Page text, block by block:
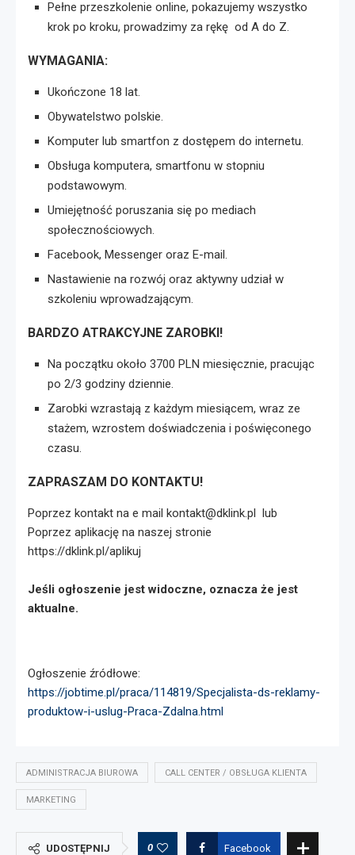
Pełne przeszkolenie online, pokazujemy wszystko
krok po kroku, prowadzimy za rękę od A do Z.
WYMAGANIA:
Ukończone 18 lat.
Obywatelstwo polskie.
Komputer lub smartfon z dostępem do internetu.
Obsługa komputera, smartfonu w stopniu
podstawowym.
Umiejętność poruszania się po mediach
społecznościowych.
Facebook, Messenger oraz E-mail.
Nastawienie na rozwój oraz aktywny udział w
szkoleniu wprowadzającym.
BARDZO ATRAKCYJNE ZAROBKI!
Na początku około 3700 PLN miesięcznie, pracując
po 2/3 godziny dziennie.
Zarobki wzrastają z każdym miesiącem, wraz ze
stażem, wzrostem doświadczenia i poświęconego
czasu.
ZAPRASZAM DO KONTAKTU!
Poprzez kontakt na e mail kontakt@dklink.pl lub
Poprzez aplikację na naszej stronie
https://dklink.pl/aplikuj
Jeśli ogłoszenie jest widoczne, oznacza że jest
aktualne.
Ogłoszenie źródłowe:
https://jobtime.pl/praca/114819/Specjalista-ds-reklamy-
produktow-i-uslug-Praca-Zdalna.html
ADMINISTRACJA BIUROWA CALL CENTER / OBSŁUGA KLIENTA
MARKETING
UDOSTĘPNIJ 0 Facebook